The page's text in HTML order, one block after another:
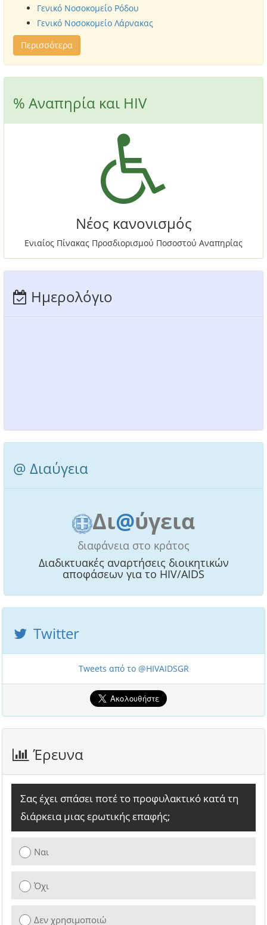
Γενικό Νοσοκομείο Ρόδου
Γενικό Νοσοκομείο Λάρνακας
Περισσότερα
% Αναπηρία και HIV
Νέος κανονισμός
Ενιαίος Πίνακας Προσδιορισμού Ποσοστού Αναπηρίας
Ημερολόγιο
@ Διαύγεια
Δι@ύγεια
διαφάνεια στο κράτος
Διαδικτυακές αναρτήσεις διοικητικών
αποφάσεων για το HIV/AIDS
Twitter
Tweets από το @HIVAIDSGR
Έρευνα
Σας έχει σπάσει ποτέ το προφυλακτικό κατά τη
διάρκεια μιας ερωτικής επαφής;
Ναι
Όχι
Δεν χρησιμοποιώ